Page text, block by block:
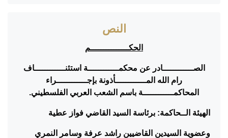
النص
الحكـــــــــــــــم
الصــــــــــــادر عن محكمــــــــــــة استئنــــــــــــاف
رام الله المــــــــــــأذونة بإجــــــــــــراء
المحاكمــــــــــــة باسم الشعب العربي الفلسطيني.
الهيئة الــحاكمة: برئاسة السيد القاضي فواز عطية
وعضوية السيدين القاضيين راشد عرفة وسامر النمري